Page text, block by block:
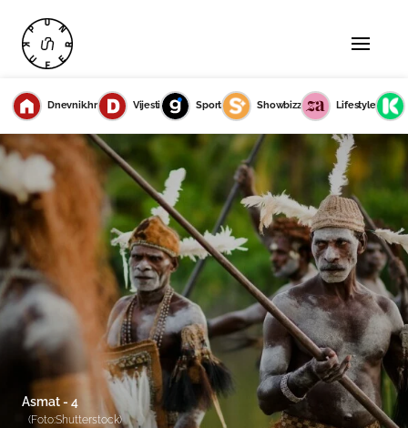
Dnevnik.hr Vijesti Sport Showbizz Lifestyle
Asmat - 4
(Foto:Shutterstock)